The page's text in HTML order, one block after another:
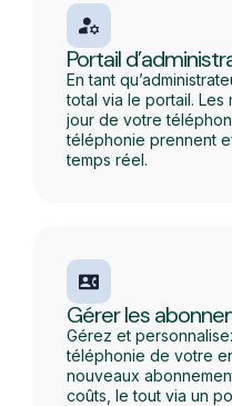
Portail
En tant
total via le portail. Les
jour de votre
téléphonie prennent
temps réel.
Gérer les
Gérez et
téléphonie de votre
nouveaux
coûts, le tout via un